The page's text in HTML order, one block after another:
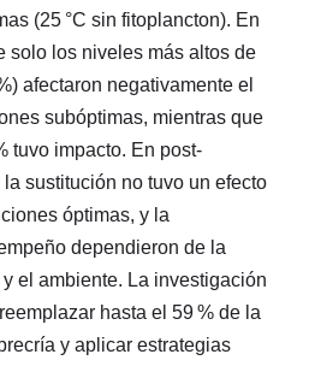
(25 °C sin fitoplancton). En
solo los niveles más altos de
afectaron negativamente el
subóptimas, mientras que
tuvo impacto. En post-
sustitución no tuvo un efecto
óptimas, y la
dependieron de la
el ambiente. La investigación
hasta el 59 % de la
y aplicar estrategias